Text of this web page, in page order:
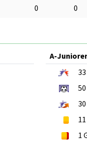
0 0
A-
33
50
30
11
1